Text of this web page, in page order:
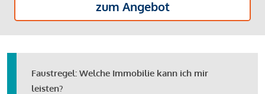
zum Angebot
Faustregel: Welche Immobilie kann ich mir
leisten?